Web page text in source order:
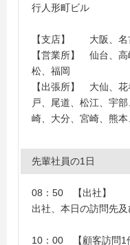
行人形町ビル
【支店】 大阪、名
【営業所】 仙台、
松、福岡
【出張所】 大仙、
戸、尾道、松江
崎、大分、宮崎、熊本
先輩社員の1日
08：50 【出社】
出社、本日の訪問先
10：00 【顧客訪問1